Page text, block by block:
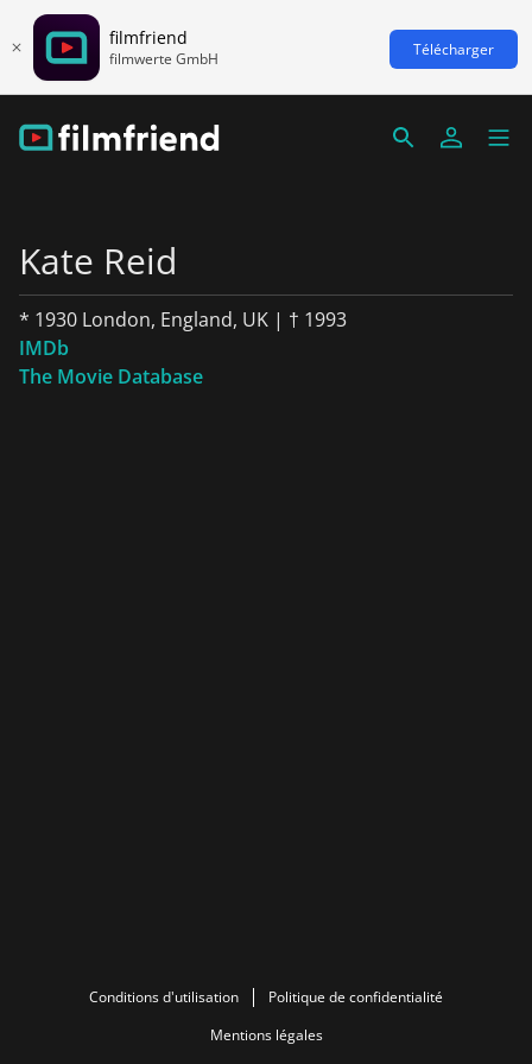
filmfriend
filmwerte GmbH Télécharger
Kate Reid
* 1930 London, England, UK | † 1993
IMDb
The Movie Database
Conditions d'utilisation
Politique de confidentialité
Mentions légales